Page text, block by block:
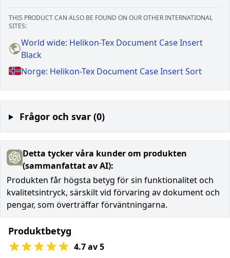
THIS PRODUCT CAN ALSO BE FOUND ON OUR OTHER INTERNATIONAL
SITES:
World wide: Helikon-Tex Document Case Insert
Black
Norge: Helikon-Tex Document Case Insert Sort
Frågor och svar (0)
Detta tycker våra kunder om produkten
(sammanfattat av AI):
Produkten får högsta betyg för sin funktionalitet och
kvalitetsintryck, särskilt vid förvaring av dokument och
pengar, som överträffar förväntningarna.
Produktbetyg
4.7 av 5